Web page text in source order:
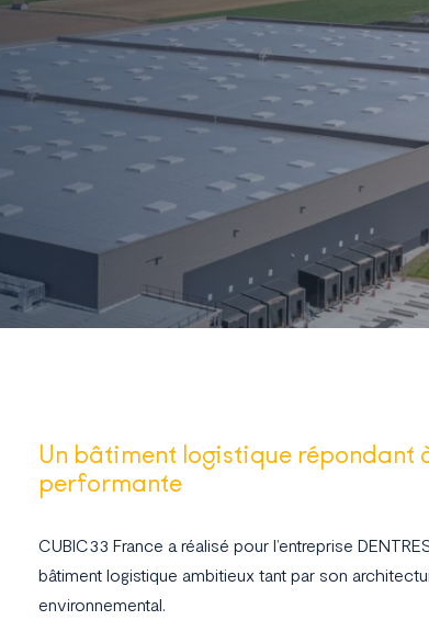
Un bâtiment logistique répondant
performante
CUBIC33 France a réalisé pour l’entreprise
bâtiment logistique ambitieux tant par son
environnemental.